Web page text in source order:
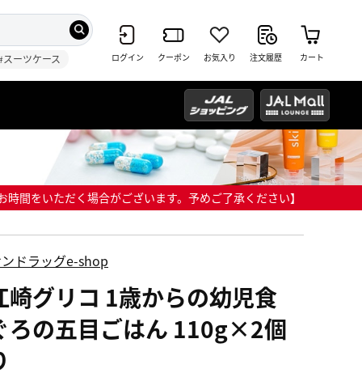
スーツケース ログイン クーポン お気入り 注文履歴 カート
間をいただく場合がございます。予めご了承ください】
ドラッグe-shop
グリコ 1歳からの幼児食
ろの五目ごはん 110g×2個